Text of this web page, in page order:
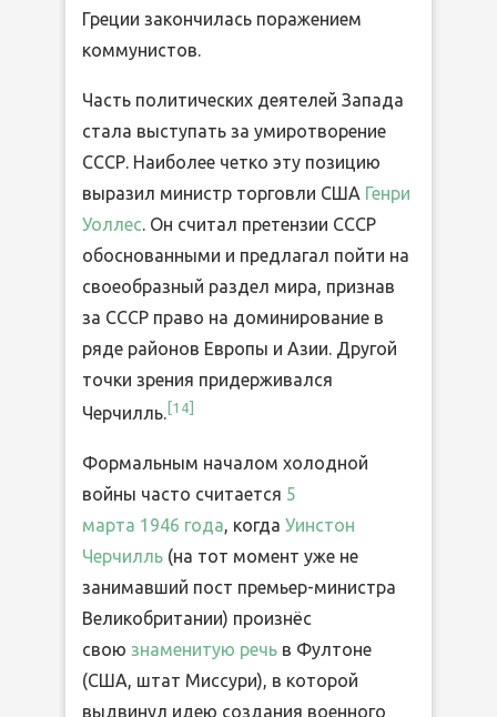
Греции закончилась поражением
коммунистов.
Часть политических деятелей Запада
стала выступать за умиротворение
СССР. Наиболее четко эту позицию
выразил министр торговли США Генри
Уоллес. Он считал претензии СССР
обоснованными и предлагал пойти на
своеобразный раздел мира, признав
за СССР право на доминирование в
ряде районов Европы и Азии. Другой
точки зрения придерживался
Черчилль. [14]
Формальным началом холодной
войны часто считается 5
марта 1946 года, когда Уинстон
Черчилль (на тот момент уже не
занимавший пост премьер-министра
Великобритании) произнёс
свою знаменитую речь в Фултоне
(США, штат Миссури), в которой
выдвинул идею создания военного